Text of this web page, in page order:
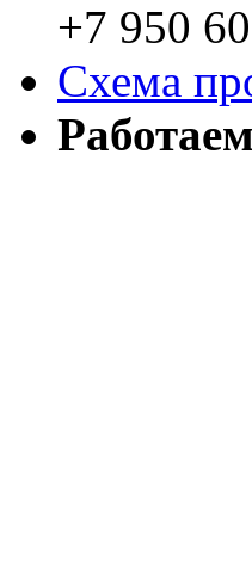
+7 950
Схема
Работаем